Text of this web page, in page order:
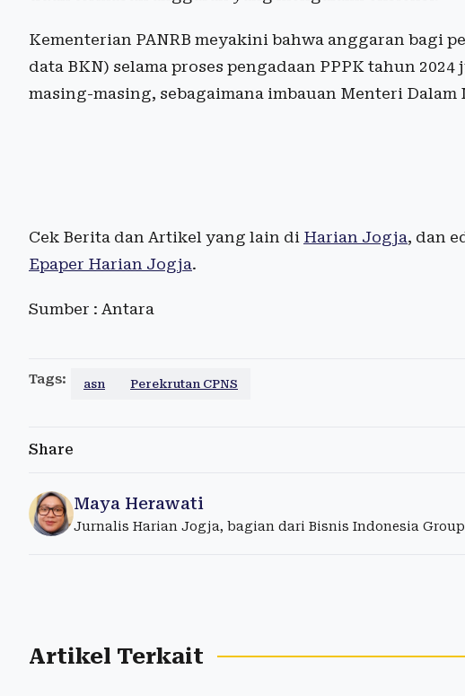
Kementerian PANRB meyakini bahwa anggaran bagi
data BKN) selama proses pengadaan PPPK tahun
masing-masing, sebagaimana imbauan Menteri Dalam
Cek Berita dan Artikel yang lain di Harian Jogja, dan
Epaper Harian Jogja.
Sumber : Antara
Tags: asn Perekrutan CPNS
Share
Maya Herawati
Jurnalis Harian Jogja, bagian dari Bisnis Indonesia
Artikel Terkait